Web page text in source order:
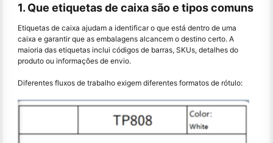
1. Que etiquetas de caixa são e tipos comuns
Etiquetas de caixa ajudam a identificar o que está dentro de uma
caixa e garantir que as embalagens alcancem o destino certo. A
maioria das etiquetas inclui códigos de barras, SKUs, detalhes do
produto ou informações de envio.
Diferentes fluxos de trabalho exigem diferentes formatos de rótulo: